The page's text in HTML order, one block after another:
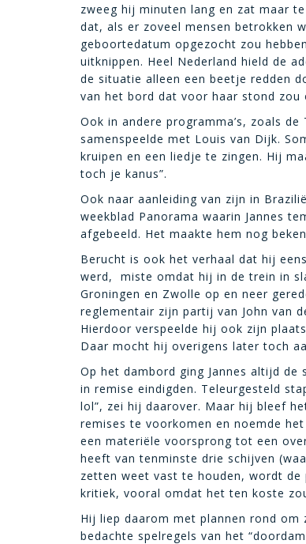
zweeg hij minuten lang en zat maar
dat, als er zoveel mensen betrokken
geboortedatum opgezocht zou
uitknippen. Heel Nederland hield de
de situatie alleen een beetje redden
van het bord dat voor haar stond zou
Ook in andere programma’s, zoals
samenspeelde met Louis van Dijk.
kruipen en een liedje te zingen. Hij
toch je kanus”.
Ook naar aanleiding van zijn in
weekblad Panorama waarin Jannes
afgebeeld. Het maakte hem nog
Berucht is ook het verhaal dat hij
werd, miste omdat hij in de trein in
Groningen en Zwolle op en neer
reglementair zijn partij van John van
Hierdoor verspeelde hij ook zijn
Daar mocht hij overigens later toch
Op het dambord ging Jannes altijd
in remise eindigden. Teleurgesteld
lol”, zei hij daarover. Maar hij bleef
remises te voorkomen en noemde
een materiële voorsprong tot een
heeft van tenminste drie schijven
zetten weet vast te houden, wordt de
kritiek, vooral omdat het ten koste
Hij liep daarom met plannen rond
bedachte spelregels van het